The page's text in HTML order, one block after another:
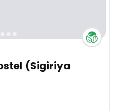
(Sigiriya